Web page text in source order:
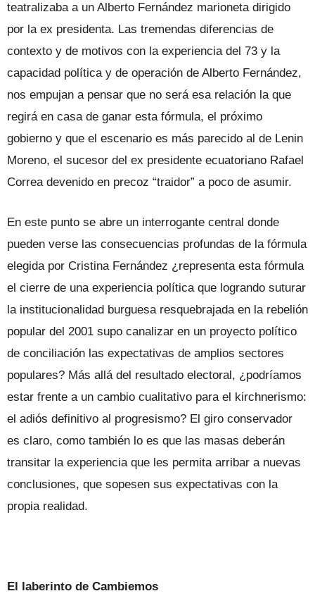
teatralizaba a un Alberto Fernández marioneta dirigido
por la ex presidenta. Las tremendas diferencias de
contexto y de motivos con la experiencia del 73 y la
capacidad política y de operación de Alberto Fernández,
nos empujan a pensar que no será esa relación la que
regirá en casa de ganar esta fórmula, el próximo
gobierno y que el escenario es más parecido al de Lenin
Moreno, el sucesor del ex presidente ecuatoriano Rafael
Correa devenido en precoz “traidor” a poco de asumir.
En este punto se abre un interrogante central donde
pueden verse las consecuencias profundas de la fórmula
elegida por Cristina Fernández ¿representa esta fórmula
el cierre de una experiencia política que logrando suturar
la institucionalidad burguesa resquebrajada en la rebelión
popular del 2001 supo canalizar en un proyecto político
de conciliación las expectativas de amplios sectores
populares? Más allá del resultado electoral, ¿podríamos
estar frente a un cambio cualitativo para el kirchnerismo:
el adiós definitivo al progresismo? El giro conservador
es claro, como también lo es que las masas deberán
transitar la experiencia que les permita arribar a nuevas
conclusiones, que sopesen sus expectativas con la
propia realidad.
El laberinto de Cambiemos